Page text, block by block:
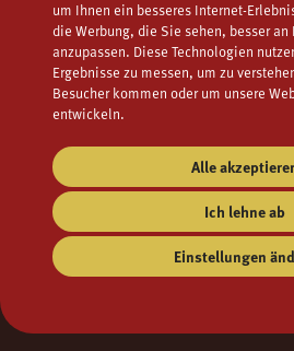
um Ihnen ein besseres Internet-
die Werbung, die Sie sehen, besser an
anzupassen. Diese Technologien
Ergebnisse zu messen, um zu
Besucher kommen oder um unsere
entwickeln.
Alle
Ich lehne ab
Einstellungen
Fax.06132 - 9795122
Mail
Impressum AGB